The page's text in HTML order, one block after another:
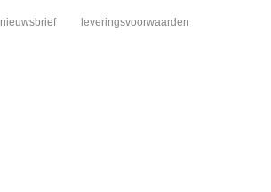
nieuwsbrief leveringsvoorwaarden